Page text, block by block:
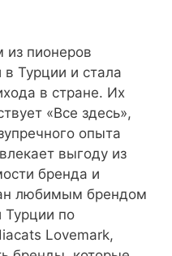
пионеров
в Турции и стала
в стране. Их
«Все здесь»,
опыта
выгоду из
бренда и
любимым брендом
Турции по
Lovemark,